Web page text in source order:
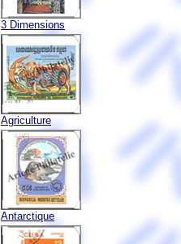
3 Dimensions
Agriculture
Antarctique